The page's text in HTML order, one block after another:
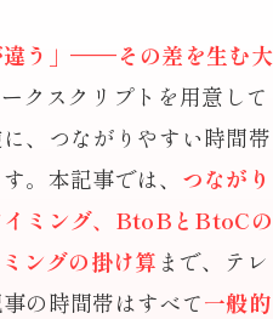
違う」——その差を生む大
クスクリプトを用意して
、つながりやすい時間帯
。本記事では、 つながり
イミング、BtoBとBtoCの
ングの掛け算 まで、テレ
の時間帯はすべて一般的